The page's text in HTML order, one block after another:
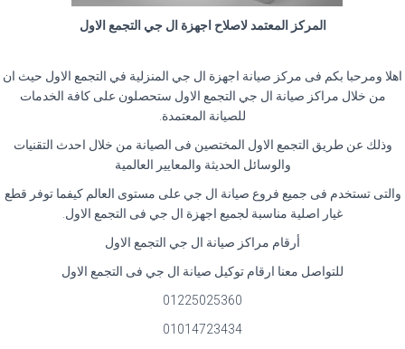
المركز المعتمد لاصلاح اجهزة ال جي التجمع الاول
اهلا ومرحبا بكم فى مركز صيانة اجهزة ال جي المنزلية في التجمع الاول حيث ان
من خلال مراكز صيانة ال جي التجمع الاول ستحصلون على كافة الخدمات
للصيانة المعتمدة.
وذلك عن طريق التجمع الاول المختصين فى الصيانة من خلال احدث التقنيات
والوسائل الحديثة والمعايير العالمية
والتى تستخدم فى جميع فروع صيانة ال جي على مستوى العالم كيفما توفر قطع
غيار اصلية مناسبة لجميع اجهزة ال جي فى التجمع الاول.
أرقام مراكز صيانة ال جي التجمع الاول
للتواصل معنا ارقام توكيل صيانة ال جي فى التجمع الاول
01225025360
01014723434